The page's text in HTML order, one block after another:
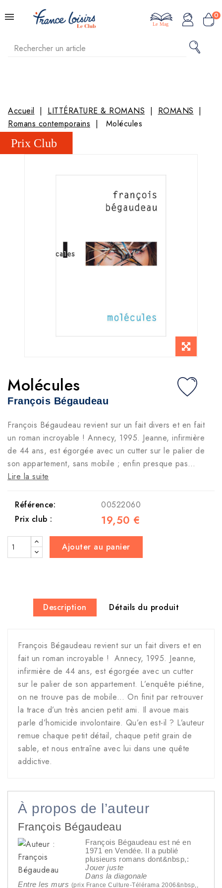
0
Le Mag
Accueil LITTÉRATURE & ROMANS
ROMANS
Romans contemporains
Molécules
Molécules
François Bégaudeau
François Bégaudeau revient sur un fait divers et en fait
un roman incroyable ! Annecy, 1995. Jeanne, infirmière
de 44 ans, est égorgée avec un cutter sur le palier de
son appartement, sans mobile ; enfin presque pas…
Lire la suite
Référence:
00522060
Prix club :
19,50 €
Ajouter au panier
Description Détails du produit
François Bégaudeau revient sur un fait divers et en
fait un roman incroyable ! Annecy, 1995. Jeanne,
infirmière de 44 ans, est égorgée avec un cutter
sur le palier de son appartement. L’enquête piétine,
on ne trouve pas de mobile… On finit par retrouver
la trace d’un très ancien petit ami. Il avoue mais
parle d’homicide involontaire. Qu’en est-il ? L’auteur
remue chaque petit détail, chaque petit grain de
sable, et nous entraîne avec lui dans une quête
addictive.
À propos de l’auteur
François Bégaudeau
François Bégaudeau est né en
1971 en Vendée. Il a publié
plusieurs romans dont&nbsp,:
Jouer juste
Dans la diagonale
Entre les murs (prix France Culture-Télérama 2006&nbsp,,